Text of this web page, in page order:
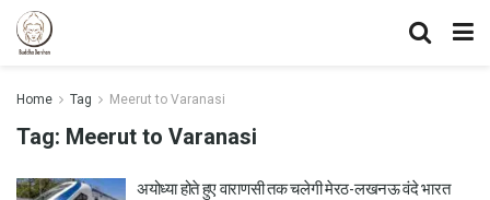
Home Tag Meerut to Varanasi
Tag: Meerut to Varanasi
अयोध्या होते हुए वाराणसी तक चलेगी मेरठ-लखनऊ वंदे भारत